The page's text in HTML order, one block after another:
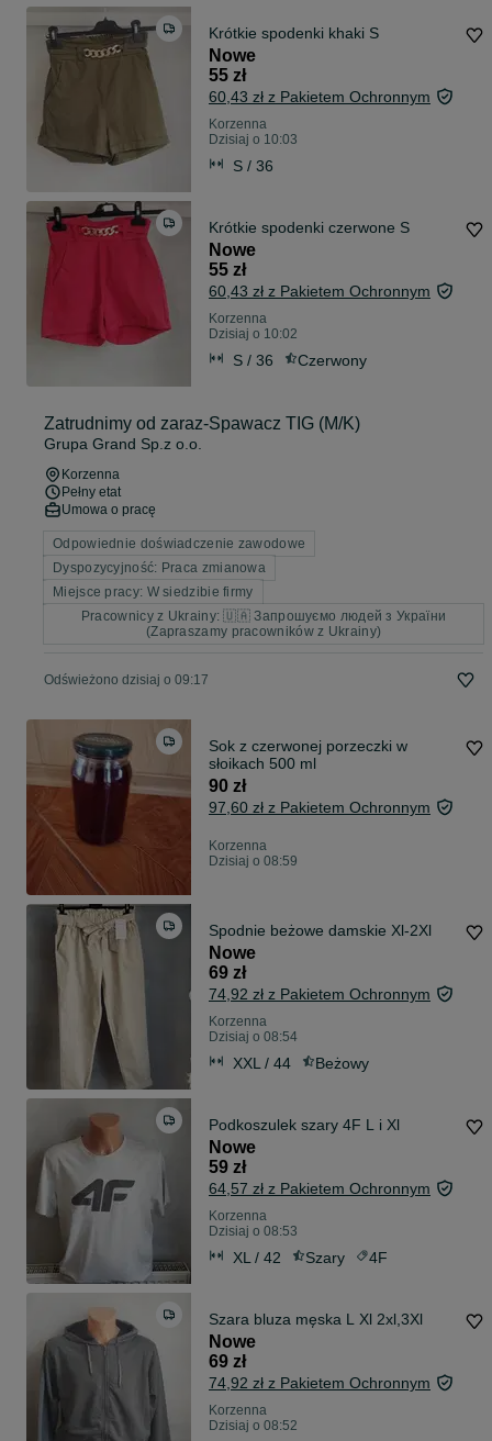
Krótkie spodenki khaki S
Nowe
55 zł
60,43 zł z Pakietem Ochronnym
Korzenna
Dzisiaj o 10:03
S / 36
Krótkie spodenki czerwone S
Nowe
55 zł
60,43 zł z Pakietem Ochronnym
Korzenna
Dzisiaj o 10:02
S / 36 Czerwony
Zatrudnimy od zaraz-Spawacz TIG (M/K)
Grupa Grand Sp.z o.o.
Korzenna
Pełny etat
Umowa o pracę
Odpowiednie doświadczenie zawodowe
Dyspozycyjność: Praca zmianowa
Miejsce pracy: W siedzibie firmy
Pracownicy z Ukrainy: 🇺🇦 Запрошуємо людей з України
(Zapraszamy pracowników z Ukrainy)
Odświeżono dzisiaj o 09:17
Sok z czerwonej porzeczki w
słoikach 500 ml
90 zł
97,60 zł z Pakietem Ochronnym
Korzenna
Dzisiaj o 08:59
Spodnie beżowe damskie Xl-2Xl
Nowe
69 zł
74,92 zł z Pakietem Ochronnym
Korzenna
Dzisiaj o 08:54
XXL / 44 Beżowy
Podkoszulek szary 4F L i Xl
Nowe
59 zł
64,57 zł z Pakietem Ochronnym
Korzenna
Dzisiaj o 08:53
XL / 42 Szary 4F
Szara bluza męska L Xl 2xl,3Xl
Nowe
69 zł
74,92 zł z Pakietem Ochronnym
Korzenna
Dzisiaj o 08:52